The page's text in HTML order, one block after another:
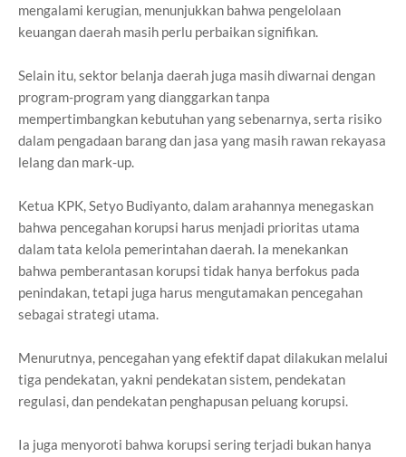
mengalami kerugian, menunjukkan bahwa pengelolaan
keuangan daerah masih perlu perbaikan signifikan.
Selain itu, sektor belanja daerah juga masih diwarnai dengan
program-program yang dianggarkan tanpa
mempertimbangkan kebutuhan yang sebenarnya, serta risiko
dalam pengadaan barang dan jasa yang masih rawan rekayasa
lelang dan mark-up.
Ketua KPK, Setyo Budiyanto, dalam arahannya menegaskan
bahwa pencegahan korupsi harus menjadi prioritas utama
dalam tata kelola pemerintahan daerah. Ia menekankan
bahwa pemberantasan korupsi tidak hanya berfokus pada
penindakan, tetapi juga harus mengutamakan pencegahan
sebagai strategi utama.
Menurutnya, pencegahan yang efektif dapat dilakukan melalui
tiga pendekatan, yakni pendekatan sistem, pendekatan
regulasi, dan pendekatan penghapusan peluang korupsi.
Ia juga menyoroti bahwa korupsi sering terjadi bukan hanya